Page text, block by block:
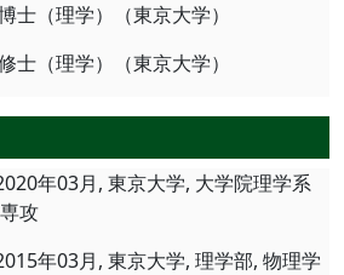
（理学）（東京大学）
（理学）（東京大学）
年03月, 東京大学, 大学院理学系
攻
年03月, 東京大学, 理学部, 物理学